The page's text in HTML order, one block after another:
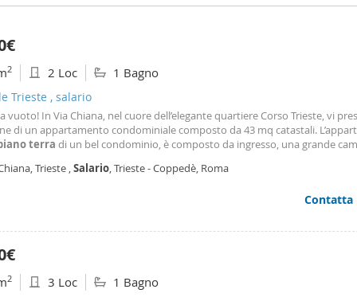
2 2 Loc 1 Bagno
Trieste , salario
vuoto! In Via Chiana, nel cuore dell’elegante quartiere Corso Trieste, vi
di un appartamento condominiale composto da 43 mq catastali.
terra di un bel condominio, è composto da ingresso, una grande
la distribuzione degli
Trieste ,Salario, Trieste - Coppedè, Roma
Contatta
2 3 Loc 1 Bagno